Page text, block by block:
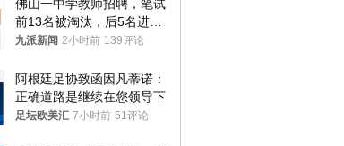
佛山一中学教师招聘，笔试
前13名被淘汰，后5名进体
检，被疑萝卜岗，官方通
九派新闻 2小时前 139评论
阿根廷足协致函因凡蒂诺：
正确道路是继续在您领导下
足坛欧美汇 7小时前 51评论